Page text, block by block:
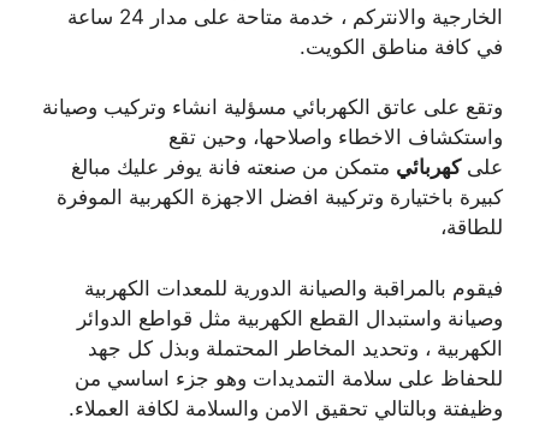
الخارجية والانتركم ، خدمة متاحة على مدار 24 ساعة
في كافة مناطق الكويت.
وتقع على عاتق الكهربائي مسؤلية انشاء وتركيب وصيانة
واستكشاف الاخطاء واصلاحها، وحين تقع
علىكهربائي متمكن من صنعته فانة يوفر عليك مبالغ
كبيرة باختيارة وتركيبة افضل الاجهزة الكهربية الموفرة
للطاقة،
فيقوم بالمراقبة والصيانة الدورية للمعدات الكهربية
وصيانة واستبدال القطع الكهربية مثل قواطع الدوائر
الكهربية ، وتحديد المخاطر المحتملة وبذل كل جهد
للحفاظ على سلامة التمديدات وهو جزء اساسي من
وظيفتة وبالتالي تحقيق الامن والسلامة لكافة العملاء.